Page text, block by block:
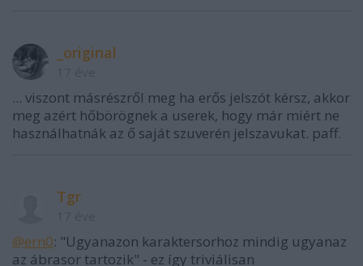
_original
... viszont másrészről meg ha erős jelszót kérsz, akkor
meg azért hőbörögnek a userek, hogy már miért ne
használhatnák az ő saját szuverén jelszavukat. paff.
Tgr
@ern0: "Ugyanazon karaktersorhoz mindig ugyanaz
az ábrasor tartozik" - ez így triviálisan